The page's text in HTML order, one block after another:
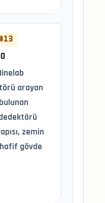
arayan
zemin
hafif gövde